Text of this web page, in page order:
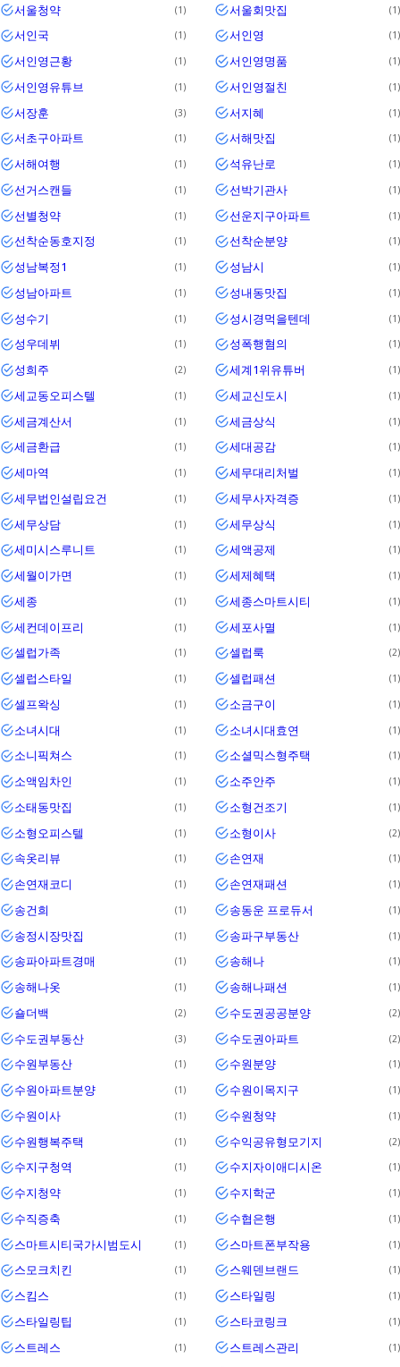
서울청약 1 서울회맛집 1
서인국 1 서인영 1
서인영근황 1 서인영명품 1
서인영유튜브 1 서인영절친 1
서장훈 3 서지혜 1
서초구아파트 1 서해맛집 1
서해여행 1 석유난로 1
선거스캔들 1 선박기관사 1
선별청약 1 선운지구아파트 1
선착순동호지정 1 선착순분양 1
성남복정1 1 성남시 1
성남아파트 1 성내동맛집 1
성수기 1 성시경먹을텐데 1
성우데뷔 1 성폭행혐의 1
성희주 2 세계1위유튜버 1
세교동오피스텔 1 세교신도시 1
세금계산서 1 세금상식 1
세금환급 1 세대공감 1
세마역 1 세무대리처벌 1
세무법인설립요건 1 세무사자격증 1
세무상담 1 세무상식 1
세미시스루니트 1 세액공제 1
세월이가면 1 세제혜택 1
세종 1 세종스마트시티 1
세컨데이프리 1 세포사멸 1
셀럽가족 1 셀럽룩 2
셀럽스타일 1 셀럽패션 1
셀프왁싱 1 소금구이 1
소녀시대 1 소녀시대효연 1
소니픽쳐스 1 소셜믹스형주택 1
소액임차인 1 소주안주 1
소태동맛집 1 소형건조기 1
소형오피스텔 1 소형이사 2
속옷리뷰 1 손연재 1
손연재코디 1 손연재패션 1
송건희 1 송동운 프로듀서 1
송정시장맛집 1 송파구부동산 1
송파아파트경매 1 송해나 1
송해나옷 1 송해나패션 1
숄더백 2 수도권공공분양 2
수도권부동산 3 수도권아파트 2
수원부동산 1 수원분양 1
수원아파트분양 1 수원이목지구 1
수원이사 1 수원청약 1
수원행복주택 1 수익공유형모기지 2
수지구청역 1 수지자이애디시온 1
수지청약 1 수지학군 1
수직증축 1 수협은행 1
스마트시티국가시범도시 1 스마트폰부작용 1
스모크치킨 1 스웨덴브랜드 1
스킴스 1 스타일링 1
스타일링팁 1 스타코링크 1
스트레스 1 스트레스관리 1